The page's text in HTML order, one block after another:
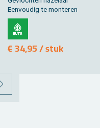
Een­vou­dig te mon­te­ren
€ 34,95 / stuk
VOLGENDE